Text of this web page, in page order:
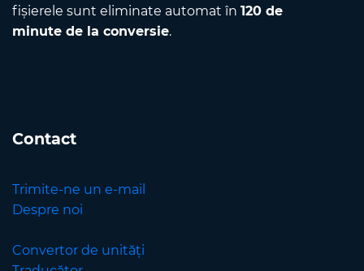
fișierele sunt eliminate automat în 120 de
minute de la conversie.
Contact
Trimite-ne un e-mail
Despre noi
Convertor de unități